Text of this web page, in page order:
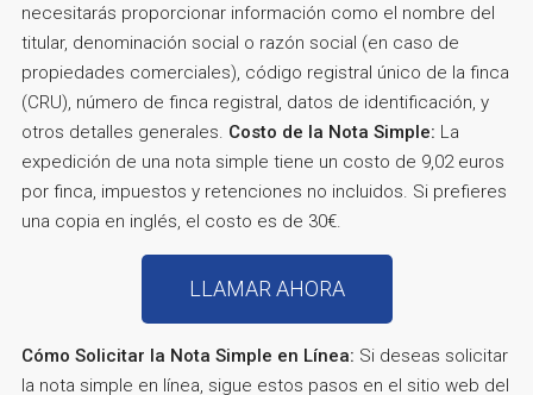
necesitarás proporcionar información como el nombre del
titular, denominación social o razón social (en caso de
propiedades comerciales), código registral único de la finca
(CRU), número de finca registral, datos de identificación, y
otros detalles generales. Costo de la Nota Simple: La
expedición de una nota simple tiene un costo de 9,02 euros
por finca, impuestos y retenciones no incluidos. Si prefieres
una copia en inglés, el costo es de 30€.
LLAMAR AHORA
Cómo Solicitar la Nota Simple en Línea: Si deseas solicitar
la nota simple en línea, sigue estos pasos en el sitio web del